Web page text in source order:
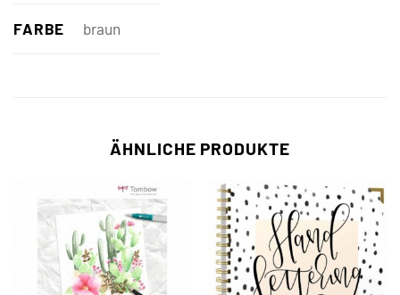
FARBE braun
ÄHNLICHE PRODUKTE